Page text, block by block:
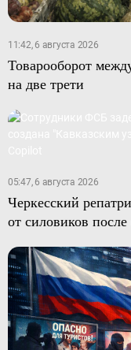
11:42, 6 августа 2026
Товарооборот
на две трети
05:47, 6 августа 2026
Черкесский
от силовиков